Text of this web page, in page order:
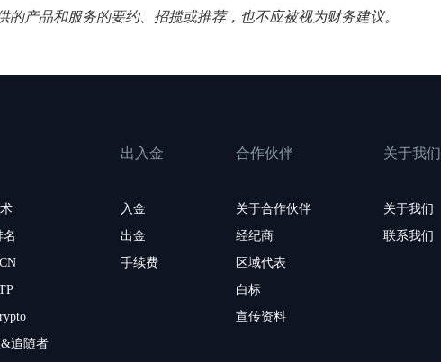
产品和服务的要约、招揽或推荐，也不应被视为财务建议。
名
追随者
出入金
入金
出金
手续费
合作伙伴
关于合作伙伴
经纪商
区域代表
白标
宣传资料
关于我们
关于我们
联系我们